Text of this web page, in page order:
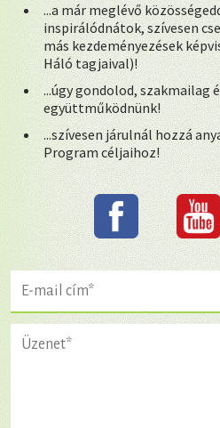
...a már meglévő
inspirálódnátok, szívesen
más kezdeményezések
Háló tagjaival)!
...úgy gondolod, szakmailag
együttműködnünk!
...szívesen járulnál hozzá
Program céljaihoz!